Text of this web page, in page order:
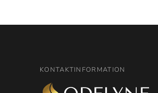
KONTAKTINFORMATION